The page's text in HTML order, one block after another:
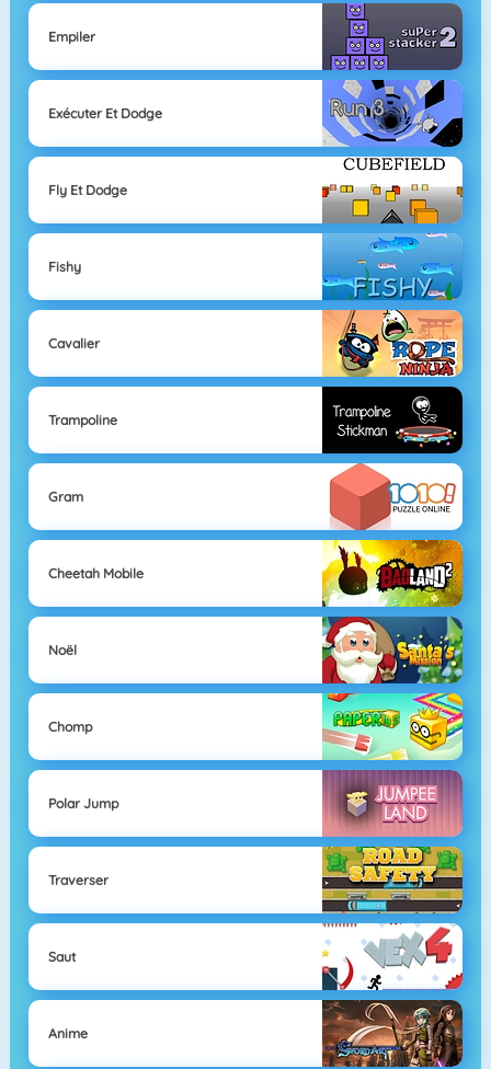
Empiler
Exécuter Et Dodge
Fly Et Dodge
Fishy
Cavalier
Trampoline
Gram
Cheetah Mobile
Noël
Chomp
Polar Jump
Traverser
Saut
Anime